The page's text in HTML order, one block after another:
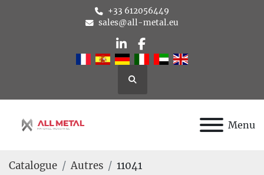
+33 612056449
sales@all-metal.eu
linkedin
facebook
Rechercher
Menu
Catalogue Autres 11041